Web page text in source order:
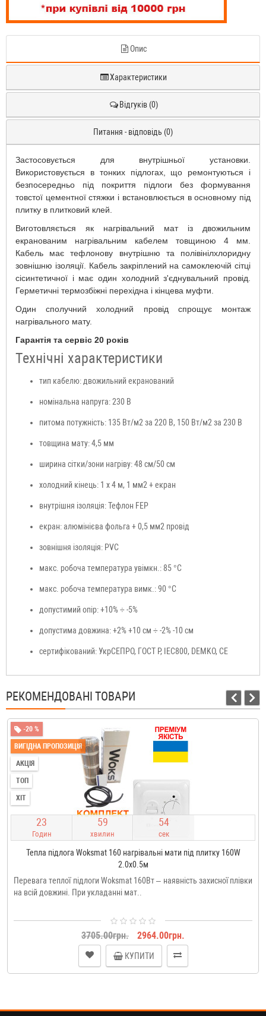
Опис
Характеристики
Відгуків (0)
Питання - відповідь (0)
Застосовується для внутрішньої установки.
Використовується в тонких підлогах, що ремонтуються і
безпосередньо під покриття підлоги без формування
товстої цементної стяжки і встановлюється в основному під
плитку в плитковий клей.
Виготовляється як нагрівальний мат із двожильним
екранованим нагрівальним кабелем товщиною 4 мм.
Кабель має тефлонову внутрішню та полівінілхлоридну
зовнішню ізоляції. Кабель закріплений на самоклеючій сітці
сісинтетичної і має один холодний з'єднувальний провід.
Герметичні термозбіжні перехідна і кінцева муфти.
Один сполучний холодний провід спрощує монтаж
нагрівального мату.
Гарантія та сервіс 20 років
Технічні характеристики
тип кабелю: двожильний екранований
номінальна напруга: 230 В
питома потужність: 135 Вт/м2 за 220 В, 150 Вт/м2 за 230 В
товщина мату: 4,5 мм
ширина сітки/зони нагріву: 48 см/50 см
холодний кінець: 1 х 4 м, 1 мм2 + екран
внутрішня ізоляція: Тефлон FEP
екран: алюмінієва фольга + 0,5 мм2 провід
зовнішня ізоляція: PVС
макс. робоча температура увімкн.: 85 °C
макс. робоча температура вимк.: 90 °C
допустимий опір: +10% ÷ -5%
допустима довжина: +2% +10 см ÷ -2% -10 см
сертифікований: УкрСЕПРО, ГОСТ Р, IEC800, DEMKO, CE
РЕКОМЕНДОВАНІ ТОВАРИ
-20 %
ВИГІДНА ПРОПОЗИЦІЯ
АКЦІЯ
ТОП
ХІТ
23
Годин
59
хвилин
54
сек
Тепла підлога Woksmat 160 нагрівальні мати під плитку 160W
2.0x0.5м
Перевага теплої підлоги Woksmat 160Вт – наявність захисної плівки
на всій довжині. При укладанні мат..
3705.00грн. 2964.00грн.
КУПИТИ